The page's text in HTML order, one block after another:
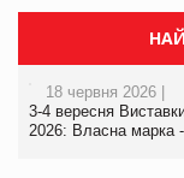
18 червня 2026 |
3-4 вересня
2026: Власна марка